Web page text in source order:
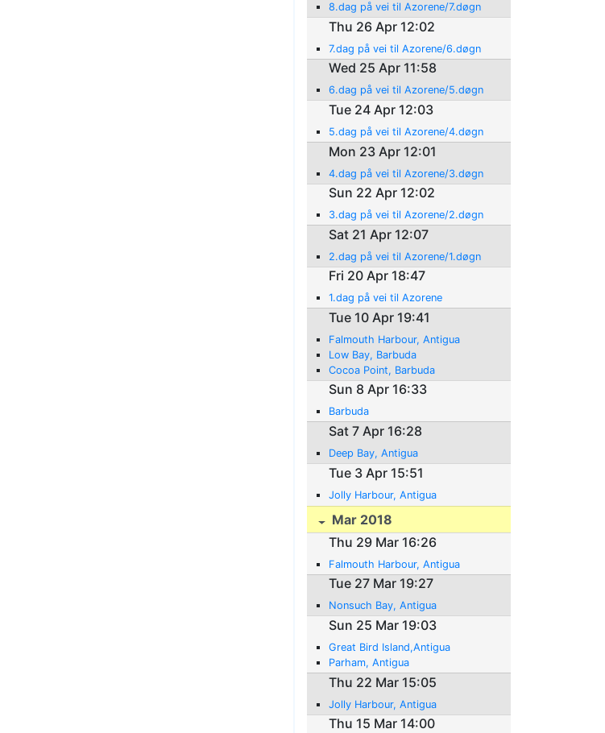
8.dag på vei til Azorene/7.døgn
Thu 26 Apr 12:02
7.dag på vei til Azorene/6.døgn
Wed 25 Apr 11:58
6.dag på vei til Azorene/5.døgn
Tue 24 Apr 12:03
5.dag på vei til Azorene/4.døgn
Mon 23 Apr 12:01
4.dag på vei til Azorene/3.døgn
Sun 22 Apr 12:02
3.dag på vei til Azorene/2.døgn
Sat 21 Apr 12:07
2.dag på vei til Azorene/1.døgn
Fri 20 Apr 18:47
1.dag på vei til Azorene
Tue 10 Apr 19:41
Falmouth Harbour, Antigua
Low Bay, Barbuda
Cocoa Point, Barbuda
Sun 8 Apr 16:33
Barbuda
Sat 7 Apr 16:28
Deep Bay, Antigua
Tue 3 Apr 15:51
Jolly Harbour, Antigua
Mar 2018
Thu 29 Mar 16:26
Falmouth Harbour, Antigua
Tue 27 Mar 19:27
Nonsuch Bay, Antigua
Sun 25 Mar 19:03
Great Bird Island,Antigua
Parham, Antigua
Thu 22 Mar 15:05
Jolly Harbour, Antigua
Thu 15 Mar 14:00